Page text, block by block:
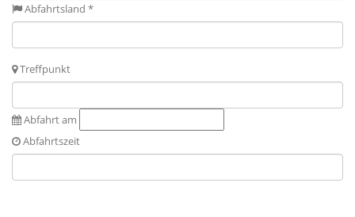
Abfahrtsland *
Treffpunkt
Abfahrt am
Abfahrtszeit